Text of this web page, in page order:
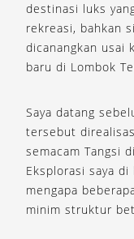
destinasi luks
rekreasi, bahkan
dicanangkan usai
baru di Lombok
Saya datang
tersebut
semacam Tangsi
Eksplorasi saya
mengapa
minim struktur